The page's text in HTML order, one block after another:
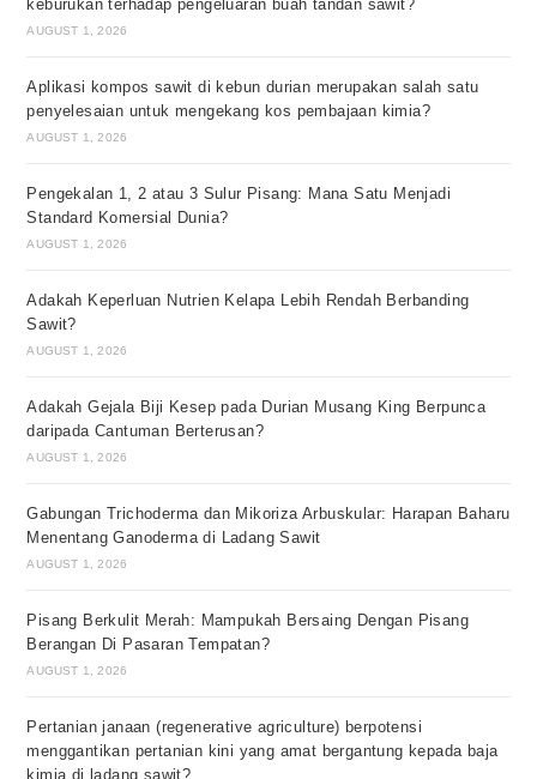
keburukan terhadap pengeluaran buah tandan sawit?
AUGUST 1, 2026
Aplikasi kompos sawit di kebun durian merupakan salah satu
penyelesaian untuk mengekang kos pembajaan kimia?
AUGUST 1, 2026
Pengekalan 1, 2 atau 3 Sulur Pisang: Mana Satu Menjadi
Standard Komersial Dunia?
AUGUST 1, 2026
Adakah Keperluan Nutrien Kelapa Lebih Rendah Berbanding
Sawit?
AUGUST 1, 2026
Adakah Gejala Biji Kesep pada Durian Musang King Berpunca
daripada Cantuman Berterusan?
AUGUST 1, 2026
Gabungan Trichoderma dan Mikoriza Arbuskular: Harapan Baharu
Menentang Ganoderma di Ladang Sawit
AUGUST 1, 2026
Pisang Berkulit Merah: Mampukah Bersaing Dengan Pisang
Berangan Di Pasaran Tempatan?
AUGUST 1, 2026
Pertanian janaan (regenerative agriculture) berpotensi
menggantikan pertanian kini yang amat bergantung kepada baja
kimia di ladang sawit?